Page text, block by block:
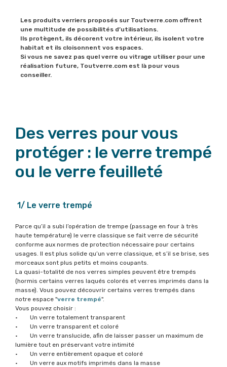
Les produits verriers proposés sur Toutverre.com offrent
une multitude de possibilités d’utilisations.
Ils protègent, ils décorent votre intérieur, ils isolent votre
habitat et ils cloisonnent vos espaces.
Si vous ne savez pas quel verre ou vitrage utiliser pour une
réalisation future, Toutverre.com est là pour vous
conseiller.
Des verres pour vous
protéger : le verre trempé
ou le verre feuilleté
1/ Le verre trempé
Parce qu’il a subi l’opération de trempe (passage en four à très
haute température) le verre classique se fait verre de sécurité
conforme aux normes de protection nécessaire pour certains
usages. Il est plus solide qu’un verre classique, et s’il se brise, ses
morceaux sont plus petits et moins coupants.
La quasi-totalité de nos verres simples peuvent être trempés
(hormis certains verres laqués colorés et verres imprimés dans la
masse). Vous pouvez découvrir certains verres trempés dans
notre espace "verre trempé".
Vous pouvez choisir :
• Un verre totalement transparent
• Un verre transparent et coloré
• Un verre translucide, afin de laisser passer un maximum de
lumière tout en préservant votre intimité
• Un verre entièrement opaque et coloré
• Un verre aux motifs imprimés dans la masse